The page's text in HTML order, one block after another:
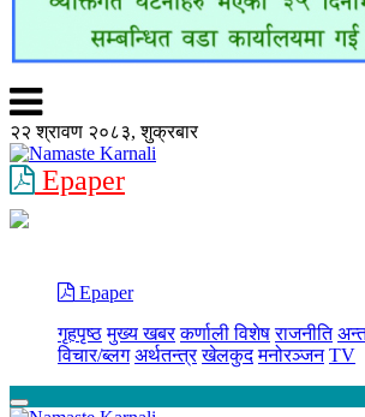
२२ श्रावण २०८३, शुक्रबार
Epaper
Epaper
गृहपृष्ठ मुख्य खबर कर्णाली विशेष राजनीति
विचार/ब्लग अर्थतन्त्र खेलकुद मनोरञ्जन TV